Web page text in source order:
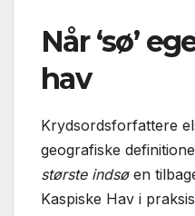
Når ‘sø’
hav
Krydsordsforfattere
geografiske
største indsøen
Kaspiske Hav i